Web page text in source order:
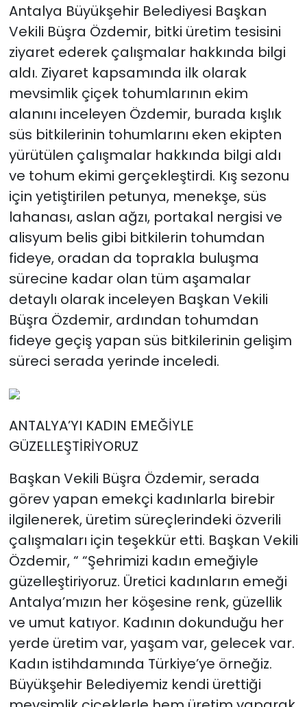
Antalya Büyükşehir Belediyesi Başkan
Vekili Büşra Özdemir, bitki üretim tesisini
ziyaret ederek çalışmalar hakkında bilgi
aldı. Ziyaret kapsamında ilk olarak
mevsimlik çiçek tohumlarının ekim
alanını inceleyen Özdemir, burada kışlık
süs bitkilerinin tohumlarını eken ekipten
yürütülen çalışmalar hakkında bilgi aldı
ve tohum ekimi gerçekleştirdi. Kış sezonu
için yetiştirilen petunya, menekşe, süs
lahanası, aslan ağzı, portakal nergisi ve
alisyum belis gibi bitkilerin tohumdan
fideye, oradan da toprakla buluşma
sürecine kadar olan tüm aşamalar
detaylı olarak inceleyen Başkan Vekili
Büşra Özdemir, ardından tohumdan
fideye geçiş yapan süs bitkilerinin gelişim
süreci serada yerinde inceledi.
ANTALYA’YI KADIN EMEĞİYLE
GÜZELLEŞTİRİYORUZ
Başkan Vekili Büşra Özdemir, serada
görev yapan emekçi kadınlarla birebir
ilgilenerek, üretim süreçlerindeki özverili
çalışmaları için teşekkür etti. Başkan Vekili
Özdemir, “ “Şehrimizi kadın emeğiyle
güzelleştiriyoruz. Üretici kadınların emeği
Antalya’mızın her köşesine renk, güzellik
ve umut katıyor. Kadının dokunduğu her
yerde üretim var, yaşam var, gelecek var.
Kadın istihdamında Türkiye’ye örneğiz.
Büyükşehir Belediyemiz kendi ürettiği